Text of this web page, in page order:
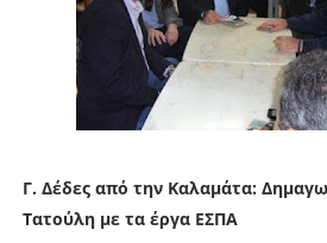
Γ. Δέδες από την Καλαμάτα:
Τατούλη με τα έργα ΕΣΠΑ